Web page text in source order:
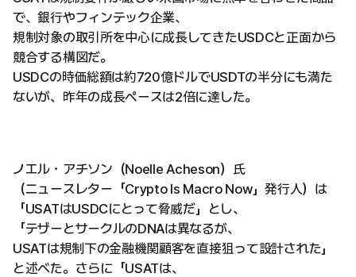
で、銀行やフィンテック企業、
規制対象の取引所を中心に成長してきたUSDCと正面から
競合する構図だ。
USDCの時価総額は約720億ドルでUSDTの半分にも満た
ないが、昨年の成長ペースは2倍に達した。
ノエル・アチソン（Noelle Acheson）氏
（ニュースレター「Crypto Is Macro Now」発行人）は
「USATはUSDCにとって脅威だ」とし、
「テザーとサークルのDNAは異なるが、
USATは規制下の金融機関顧客を直接狙って設計された」
と述べた。さらに「USATは、